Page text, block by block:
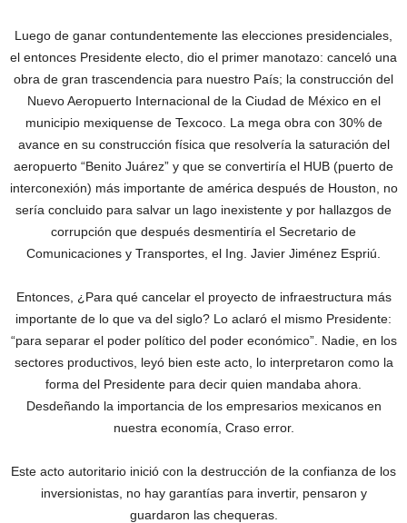
Luego de ganar contundentemente las elecciones presidenciales,
el entonces Presidente electo, dio el primer manotazo: canceló una
obra de gran trascendencia para nuestro País; la construcción del
Nuevo Aeropuerto Internacional de la Ciudad de México en el
municipio mexiquense de Texcoco. La mega obra con 30% de
avance en su construcción física que resolvería la saturación del
aeropuerto “Benito Juárez” y que se convertiría el HUB (puerto de
interconexión) más importante de américa después de Houston, no
sería concluido para salvar un lago inexistente y por hallazgos de
corrupción que después desmentiría el Secretario de
Comunicaciones y Transportes, el Ing. Javier Jiménez Espriú.
Entonces, ¿Para qué cancelar el proyecto de infraestructura más
importante de lo que va del siglo? Lo aclaró el mismo Presidente:
“para separar el poder político del poder económico”. Nadie, en los
sectores productivos, leyó bien este acto, lo interpretaron como la
forma del Presidente para decir quien mandaba ahora.
Desdeñando la importancia de los empresarios mexicanos en
nuestra economía, Craso error.
Este acto autoritario inició con la destrucción de la confianza de los
inversionistas, no hay garantías para invertir, pensaron y
guardaron las chequeras.